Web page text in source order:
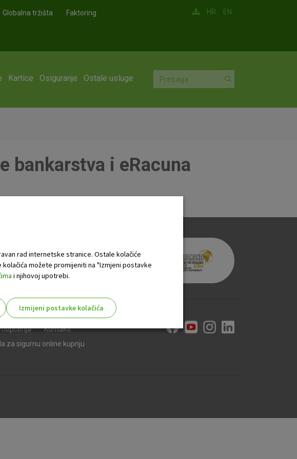
Globalna tržišta Faktoring HR EN
Kartice Osiguranje Ostale usluge
bankarstva i eRacuna
Kontakti
za sigurnu online kupnju
rad internetske stranice. Ostale kolačiće
možete promijeniti na "Izmjeni postavke
i njihovoj upotrebi.
Izmijeni postavke kolačića